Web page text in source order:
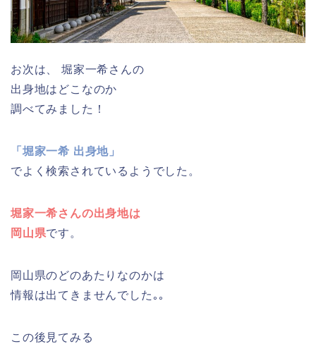
お次は、 堀家一希さんの
出身地はどこなのか
調べてみました！
「堀家一希 出身地」
でよく検索されているようでした。
堀家一希さんの出身地は
岡山県です。
岡山県のどのあたりなのかは
情報は出てきませんでした｡｡
この後見てみる